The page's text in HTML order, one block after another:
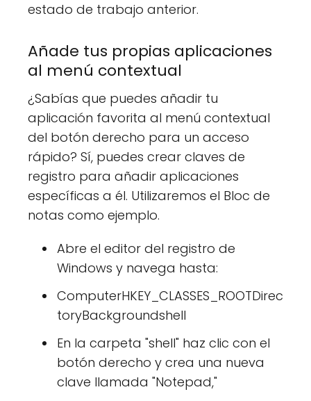
estado de trabajo anterior.
Añade tus propias aplicaciones
al menú contextual
¿Sabías que puedes añadir tu
aplicación favorita al menú contextual
del botón derecho para un acceso
rápido? Sí, puedes crear claves de
registro para añadir aplicaciones
específicas a él. Utilizaremos el Bloc de
notas como ejemplo.
Abre el editor del registro de
Windows y navega hasta:
ComputerHKEY_CLASSES_ROOTDirec
toryBackgroundshell
En la carpeta "shell" haz clic con el
botón derecho y crea una nueva
clave llamada "Notepad,"